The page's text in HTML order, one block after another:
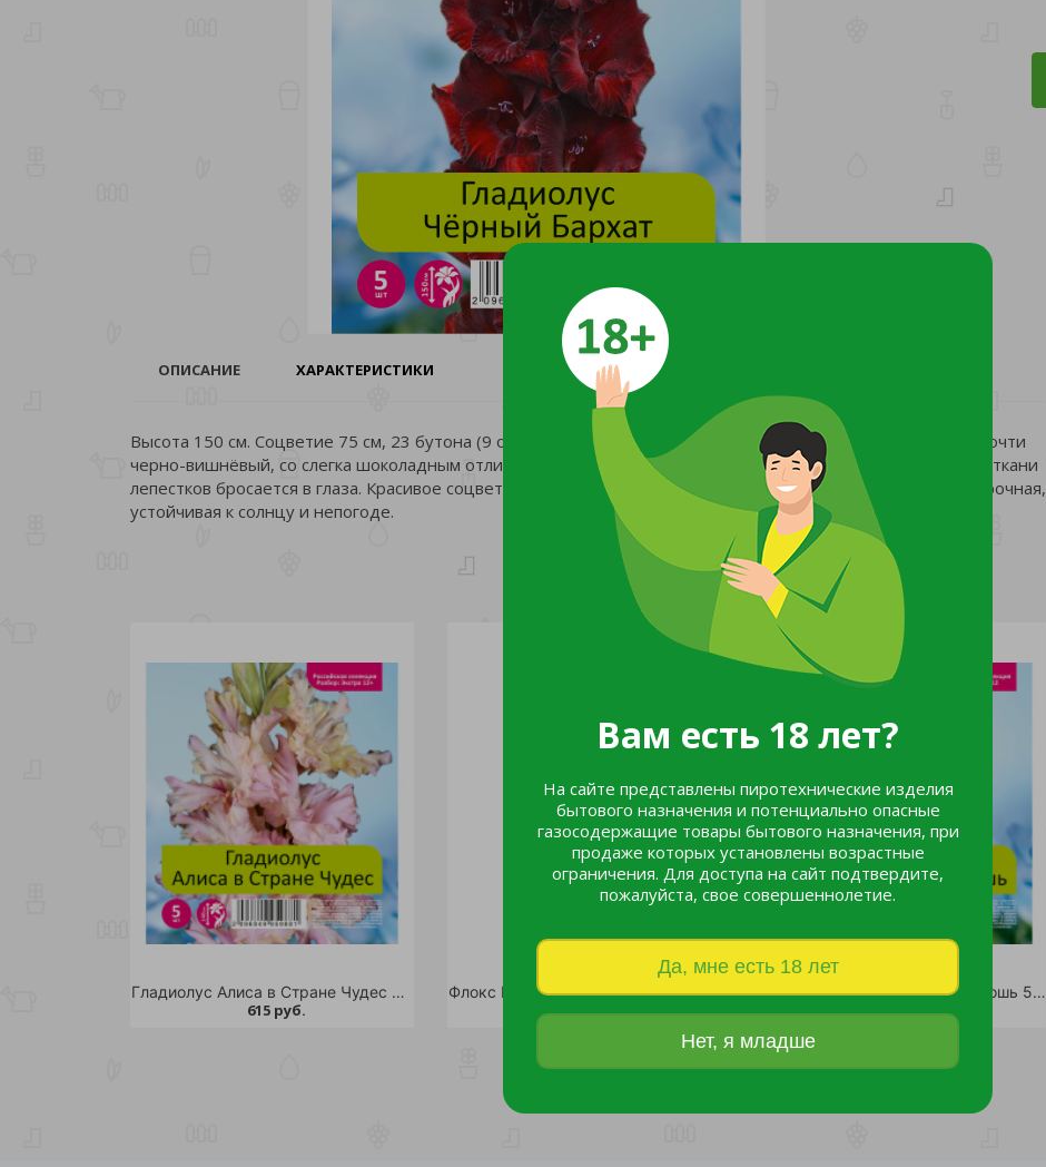
Вам есть 18 лет?
На сайте представлены пиротехнические изделия
бытового назначения и потенциально опасные
газосодержащие товары бытового назначения, при
продаже которых установлены возрастные
ограничения. Для доступа на сайт подтвердите,
пожалуйста, свое совершеннолетие.
Да, мне есть 18 лет
Нет, я младше
ОПИСАНИЕ ХАРАКТЕРИСТИКИ
Высота 150 см. Соцветие 75 см, 23 бутона (9 одновременно открыты). Бутон 13-13,5 см. Очень темный, почти
черно-вишнёвый, со слегка шоколадным отливом и с оторочкой по кромке черной каймой. Бархатистость ткани
лепестков бросается в глаза. Красивое соцветие с плотной укладкой и жестким стеблем. Ткань плотная, прочная,
устойчивая к солнцу и непогоде.
Гладиолус Алиса в Стране Чудес 5шт. (разбор экстра 12+)
615 руб.
Флокс Капитан Пагглфейс 1шт широколистный /Phlox amplifolia Captain Puggleface
221 руб.
Гладиолус Изумрудная Роскошь 5шт (разбор 8/12)
473 руб.